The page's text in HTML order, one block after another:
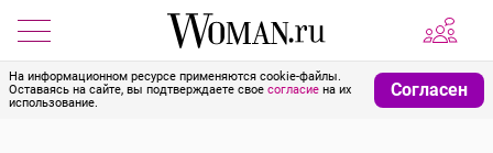
На информационном ресурсе применяются cookie-файлы.
Оставаясь на сайте, вы подтверждаете свое согласие на их
использование.
Согласен